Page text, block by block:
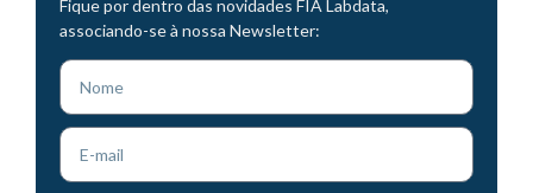
Fique por dentro das novidades FIA Labdata,
associando-se à nossa Newsletter: